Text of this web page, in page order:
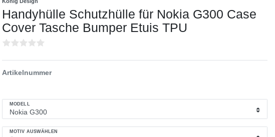
Handyhülle Schutzhülle für Nokia G300 Case
Cover Tasche Bumper Etuis TPU
Artikelnummer
MODELL
MOTIV AUSWÄHLEN